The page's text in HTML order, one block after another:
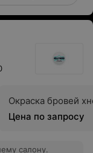
Окраска бровей
Цена по запросу
салону.